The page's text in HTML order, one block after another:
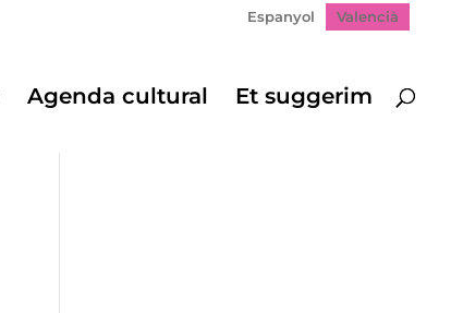
Espanyol Valencià
Agenda cultural Et suggerim